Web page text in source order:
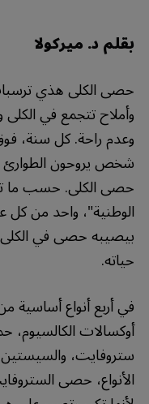
بقلم د. ميركولا
حصى الكلى هذي
وأملاح تتجمع في
وعدم راحة. كل سنة،
شخص يروحون
حصى الكلى. حسب ما
الوطنية"، واحد من
بيصيبه حصى في
حياته.
في أربع أنواع
أوكسالات الكالسيوم،
ستروفايت،
الأنواع، حصى